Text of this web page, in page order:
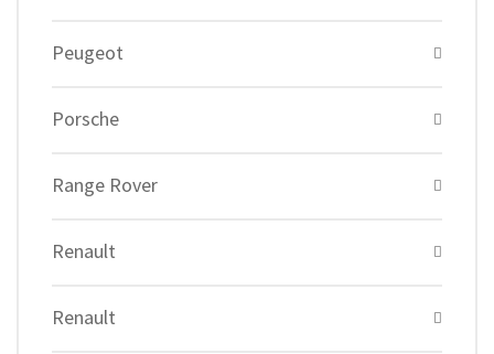
Peugeot
Porsche
Range Rover
Renault
Renault